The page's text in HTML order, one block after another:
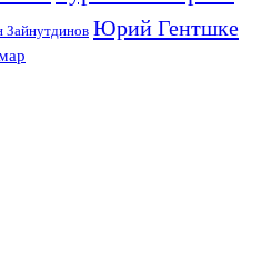
Юрий Гентшке